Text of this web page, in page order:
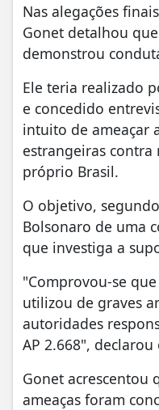
Nas alegações
Gonet detalhou
demonstrou
Ele teria realizado
e concedido
intuito de ameaçar
estrangeiras contra
próprio Brasil.
O objetivo,
Bolsonaro de uma
que investiga a
"Comprovou-se
utilizou de graves
autoridades
AP 2.668",
Gonet acrescentou
ameaças foram